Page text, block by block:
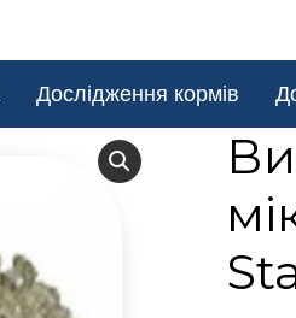
Дослідження кормів